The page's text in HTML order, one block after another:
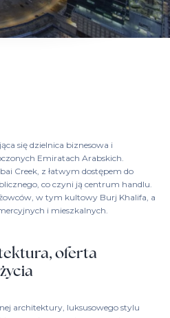
się dzielnica biznesowa i
Emiratach Arabskich.
Creek, z łatwym dostępem do
co czyni ją centrum handlu.
w tym kultowy Burj Khalifa, a
i mieszkalnych.
oferta
architektury, luksusowego stylu